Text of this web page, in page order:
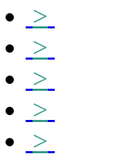
>
>
>
>
>